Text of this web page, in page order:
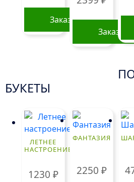
Заказать
Заказать
БУКЕТЫ
ЛЕТНЕЕ
НАСТРОЕНИЕ
1230 ₽
ФАНТАЗИЯ
2250 ₽